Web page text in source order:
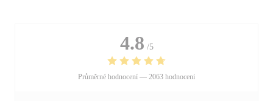
4.8 /5
Průměrné hodnocení — 2063 hodnoceni